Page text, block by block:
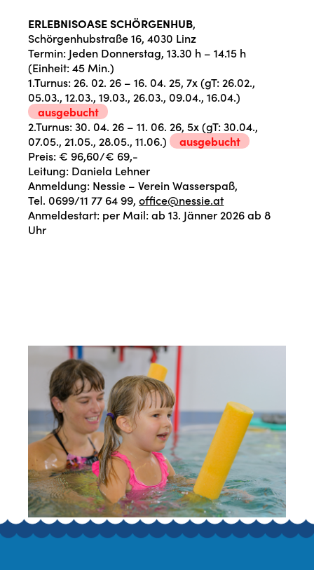
ERLEBNISOASE SCHÖRGENHUB,
Schörgenhubstraße 16, 4030 Linz
Termin: Jeden Donnerstag, 13.30 h – 14.15 h
(Einheit: 45 Min.)
1.Turnus: 26. 02. 26 – 16. 04. 25, 7x (gT: 26.02.,
05.03., 12.03., 19.03., 26.03., 09.04., 16.04.)
ausgebucht
2.Turnus: 30. 04. 26 – 11. 06. 26, 5x (gT: 30.04.,
07.05., 21.05., 28.05., 11.06.)
ausgebucht
Preis: € 96,60/€ 69,-
Leitung: Daniela Lehner
Anmeldung: Nessie – Verein Wasserspaß,
Tel. 0699/11 77 64 99,office@nessie.at
Anmeldestart: per Mail: ab 13. Jänner 2026 ab 8
Uhr